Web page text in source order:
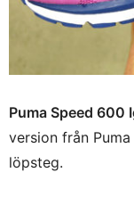
Puma Speed 600
version från
löpsteg.